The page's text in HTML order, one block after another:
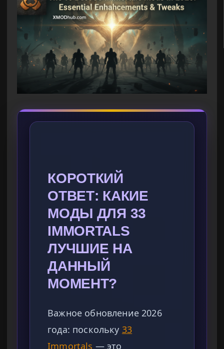
КОРОТКИЙ
ОТВЕТ: КАКИЕ
МОДЫ ДЛЯ 33
IMMORTALS
ЛУЧШИЕ НА
ДАННЫЙ
МОМЕНТ?
Важное обновление 2026
года: поскольку 33
Immortals — это